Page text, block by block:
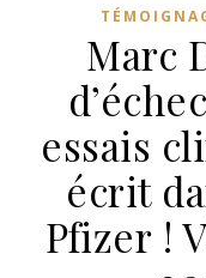
Marc
essais
écrit
Pfizer !